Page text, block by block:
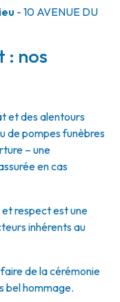
- 10 AVENUE DU
: nos
et des alentours
de pompes funèbres
– une
en cas
respect est une
inhérents au
de la cérémonie
bel hommage.